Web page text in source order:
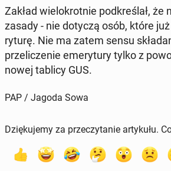
Zakład wie­lo­krot­nie pod­kre­ślał, że
zasady - nie dotyczą osób, które
ry­tu­rę. Nie ma zatem sensu
prze­li­cze­nie eme­ry­tu­ry tylko z
nowej tablicy GUS.
PAP / Jagoda Sowa
Dziękujemy za przeczytanie artykułu.